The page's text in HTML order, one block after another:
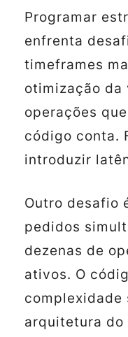
Programar
enfrenta
timeframes
otimização da
operações
código conta.
introduzir
Outro desafio
pedidos
dezenas de
ativos. O
complexidade
arquitetura do